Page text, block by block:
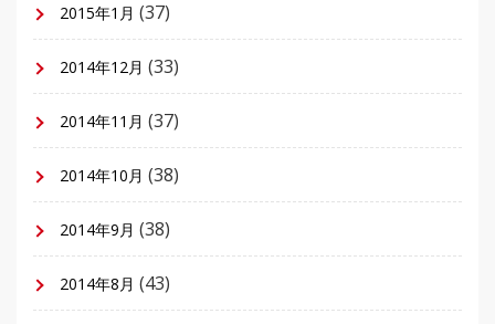
2015年1月 (37)
2014年12月 (33)
2014年11月 (37)
2014年10月 (38)
2014年9月 (38)
2014年8月 (43)